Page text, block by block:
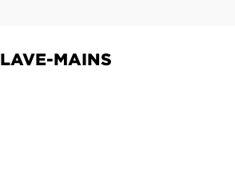
LAVE-MAINS